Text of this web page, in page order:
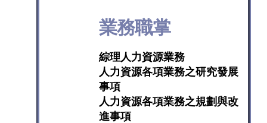
業務職掌
綜理人力資源業務
人力資源各項業務之研究發展
事項
人力資源各項業務之規劃與改
進事項